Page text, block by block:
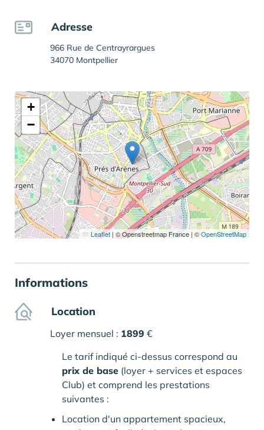
Adresse
966 Rue de Centrayrargues
34070 Montpellier
+
−
Leaflet | © Openstreetmap France | ©OpenStreetMap
Informations
Location
Loyer mensuel : 1899 €
Le tarif indiqué ci-dessus correspond au
prix de base (loyer + services et espaces
Club) et comprend les prestations
suivantes :
Location d'un appartement spacieux,